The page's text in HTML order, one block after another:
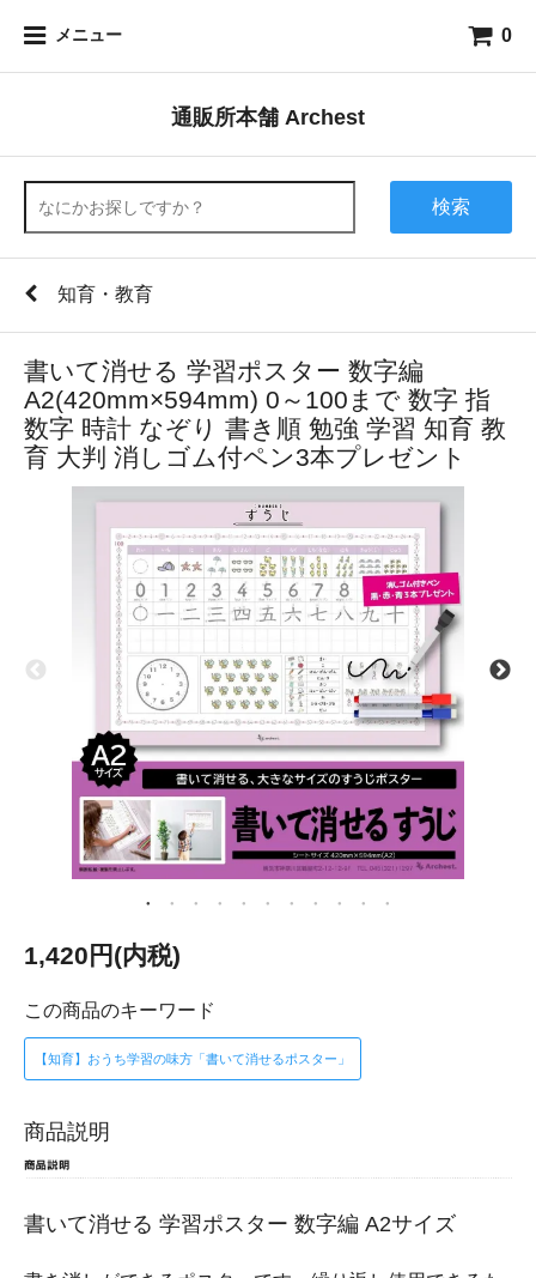
メニュー 0
通販所本舗 Archest
検索
知育・教育
書いて消せる 学習ポスター 数字編
A2(420mm×594mm) 0～100まで 数字 指
数字 時計 なぞり 書き順 勉強 学習 知育 教
育 大判 消しゴム付ペン3本プレゼント
1,420円(内税)
この商品のキーワード
【知育】おうち学習の味方「書いて消せるポスター」
商品説明
書いて消せる 学習ポスター 数字編 A2サイズ